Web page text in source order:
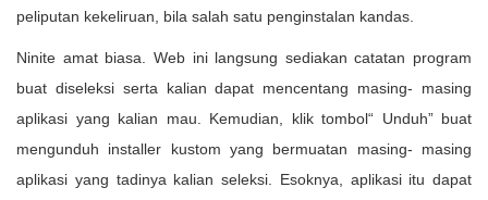
peliputan kekeliruan, bila salah satu penginstalan kandas.
Ninite amat biasa. Web ini langsung sediakan catatan program
buat diseleksi serta kalian dapat mencentang masing- masing
aplikasi yang kalian mau. Kemudian, klik tombol“ Unduh” buat
mengunduh installer kustom yang bermuatan masing- masing
aplikasi yang tadinya kalian seleksi. Esoknya, aplikasi itu dapat